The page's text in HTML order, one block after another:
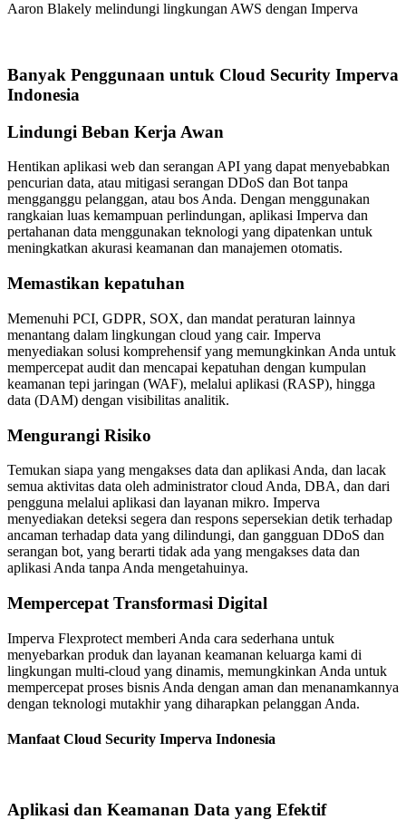
Aaron Blakely melindungi lingkungan AWS dengan Imperva
Banyak Penggunaan untuk Cloud Security Imperva
Indonesia
Lindungi Beban Kerja Awan
Hentikan aplikasi web dan serangan API yang dapat menyebabkan
pencurian data, atau mitigasi serangan DDoS dan Bot tanpa
mengganggu pelanggan, atau bos Anda. Dengan menggunakan
rangkaian luas kemampuan perlindungan, aplikasi Imperva dan
pertahanan data menggunakan teknologi yang dipatenkan untuk
meningkatkan akurasi keamanan dan manajemen otomatis.
Memastikan kepatuhan
Memenuhi PCI, GDPR, SOX, dan mandat peraturan lainnya
menantang dalam lingkungan cloud yang cair. Imperva
menyediakan solusi komprehensif yang memungkinkan Anda untuk
mempercepat audit dan mencapai kepatuhan dengan kumpulan
keamanan tepi jaringan (WAF), melalui aplikasi (RASP), hingga
data (DAM) dengan visibilitas analitik.
Mengurangi Risiko
Temukan siapa yang mengakses data dan aplikasi Anda, dan lacak
semua aktivitas data oleh administrator cloud Anda, DBA, dan dari
pengguna melalui aplikasi dan layanan mikro. Imperva
menyediakan deteksi segera dan respons sepersekian detik terhadap
ancaman terhadap data yang dilindungi, dan gangguan DDoS dan
serangan bot, yang berarti tidak ada yang mengakses data dan
aplikasi Anda tanpa Anda mengetahuinya.
Mempercepat Transformasi Digital
Imperva Flexprotect memberi Anda cara sederhana untuk
menyebarkan produk dan layanan keamanan keluarga kami di
lingkungan multi-cloud yang dinamis, memungkinkan Anda untuk
mempercepat proses bisnis Anda dengan aman dan menanamkannya
dengan teknologi mutakhir yang diharapkan pelanggan Anda.
Manfaat Cloud Security Imperva Indonesia
Aplikasi dan Keamanan Data yang Efektif